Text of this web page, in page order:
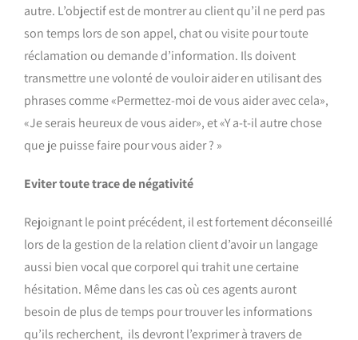
autre. L’objectif est de montrer au client qu’il ne perd pas
son temps lors de son appel, chat ou visite pour toute
réclamation ou demande d’information. Ils doivent
transmettre une volonté de vouloir aider en utilisant des
phrases comme «Permettez-moi de vous aider avec cela»,
«Je serais heureux de vous aider», et «Y a-t-il autre chose
que je puisse faire pour vous aider ? »
Eviter toute trace de négativité
Rejoignant le point précédent, il est fortement déconseillé
lors de la gestion de la relation client d’avoir un langage
aussi bien vocal que corporel qui trahit une certaine
hésitation. Même dans les cas où ces agents auront
besoin de plus de temps pour trouver les informations
qu’ils recherchent, ils devront l’exprimer à travers de